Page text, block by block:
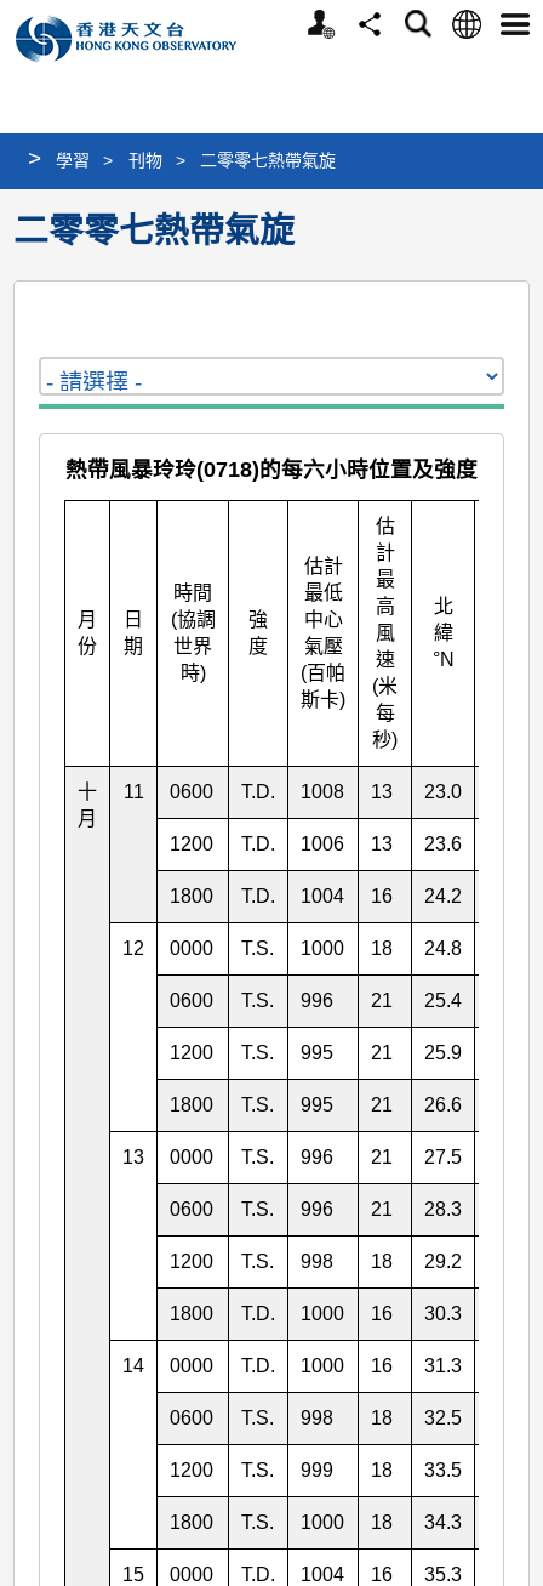
個
分
搜
語
選
> 學習 > 刊物 > 二零零七熱帶氣旋
二零零七熱帶氣旋
熱帶風暴玲玲(0718)的每六小時位置及強度
月
份
日
期
時間
(協調
世界
時)
強
度
估計
最低
中心
氣壓
(百帕
斯卡)
估
計
最
高
風
速
(米
每
秒)
北
緯
°N
十
月
11 0600 T.D. 1008 13 23.0
1200 T.D. 1006 13 23.6
1800 T.D. 1004 16 24.2
12 0000 T.S. 1000 18 24.8
0600 T.S. 996 21 25.4
1200 T.S. 995 21 25.9
1800 T.S. 995 21 26.6
13 0000 T.S. 996 21 27.5
0600 T.S. 996 21 28.3
1200 T.S. 998 18 29.2
1800 T.D. 1000 16 30.3
14 0000 T.D. 1000 16 31.3
0600 T.S. 998 18 32.5
1200 T.S. 999 18 33.5
1800 T.S. 1000 18 34.3
15 0000 T.D. 1004 16 35.3